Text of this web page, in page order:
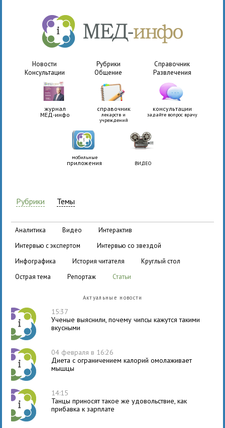
Новости Рубрики
Справочник
Консультации
Общение Развлечения
журнал
МЕД-инфо
справочник
лекарств и
учреждений
консультации
задайте вопрос врачу
мобильные
приложения ВИДЕО
Рубрики Темы
аналитика видео
интерактив
интервью с экспертом
интервью со звездой
инфографика
история читателя
круглый стол
острая тема
репортаж статьи
Актуальные новости
15:37
Ученые выяснили, почему чипсы кажутся такими
вкусными
04 февраля в 16:26
Диета с ограничением калорий омолаживает
мышцы
14:15
Танцы приносят такое же удовольствие, как
прибавка к зарплате